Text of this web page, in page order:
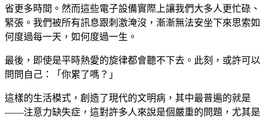
省更多時間。然而這些電子設備實際上讓我們大多人更忙碌、
緊張。我們被所有訊息跟刺激淹沒，漸漸無法安坐下來思索如
何度過每一天，如何度過一生。
最後，即使是平時熱愛的旋律都會聽不下去。此刻，或許可以
問問自己：「你累了嗎？」
這樣的生活模式，創造了現代的文明病，其中最普遍的就是
——注意力缺失症，這對許多人來說是個嚴重的問題，尤其是